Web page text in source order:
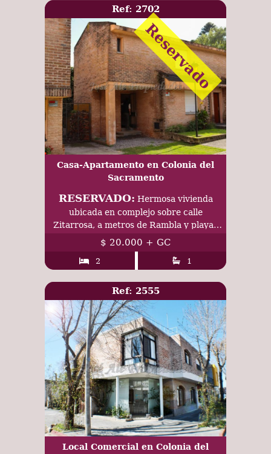
Ref: 2702
Reservado
Casa-Apartamento en Colonia del
Sacramento
RESERVADO:
ubicada en complejo sobre calle
Zitarrosa, a metros de Rambla y playas
de Colonia del Sacramento.
$ 20.000 + GC
2 1
Ref: 2555
Local Comercial en Colonia del